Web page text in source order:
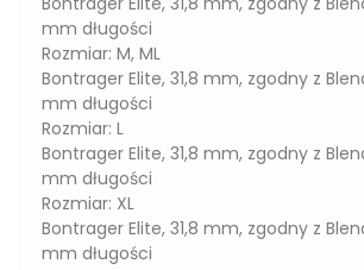
mm długości
Rozmiar: M, ML
Bontrager Elite, 31,8 mm, zgodny z
mm długości
Rozmiar: L
Bontrager Elite, 31,8 mm, zgodny z
mm długości
Rozmiar: XL
Bontrager Elite, 31,8 mm, zgodny z
mm długości